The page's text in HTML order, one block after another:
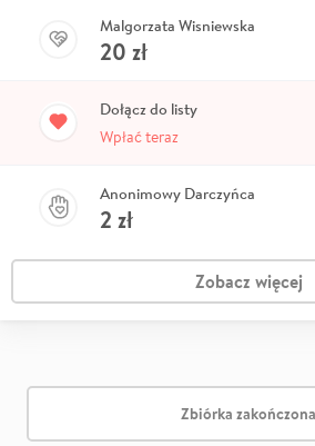
Malgorzata Wisniewska
20 zł
Dołącz do listy
Wpłać teraz
Anonimowy Darczyńca
2 zł
Zobacz więcej
Zbiórka zakończona